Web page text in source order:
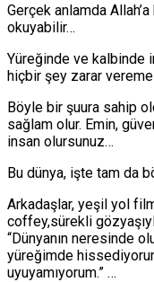
Gerçek anlamda
okuyabilir…
Yüreğinde ve kalbinde
hiçbir şey zarar
Böyle bir şuura sahip
sağlam olur. Emin,
insan olursunuz…
Bu dünya, işte tam da
Arkadaşlar, yeşil yol
coffey,sürekli
“Dünyanın neresinde
yüreğimde
uyuyamıyorum.” …